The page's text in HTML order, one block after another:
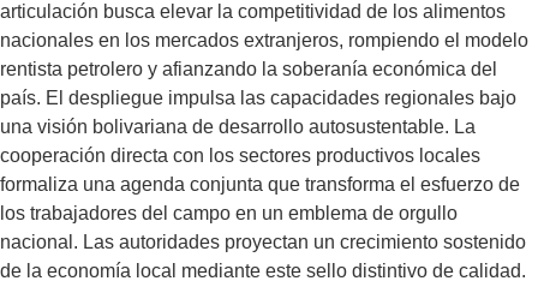
articulación busca elevar la competitividad de los alimentos
nacionales en los mercados extranjeros, rompiendo el modelo
rentista petrolero y afianzando la soberanía económica del
país. El despliegue impulsa las capacidades regionales bajo
una visión bolivariana de desarrollo autosustentable. La
cooperación directa con los sectores productivos locales
formaliza una agenda conjunta que transforma el esfuerzo de
los trabajadores del campo en un emblema de orgullo
nacional. Las autoridades proyectan un crecimiento sostenido
de la economía local mediante este sello distintivo de calidad.